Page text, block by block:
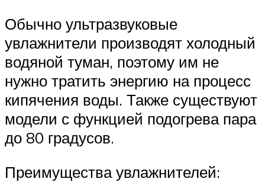
Обычно ультразвуковые
увлажнители производят холодный
водяной туман, поэтому им не
нужно тратить энергию на процесс
кипячения воды. Также существуют
модели с функцией подогрева пара
до 80 градусов.
Преимущества увлажнителей: